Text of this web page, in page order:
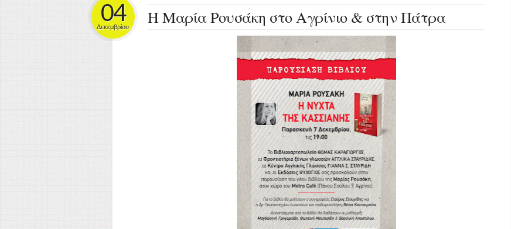
Η Μαρία Ρουσάκη στο Αγρίνιο & στην Πάτρα
04
Δεκεμβρίου